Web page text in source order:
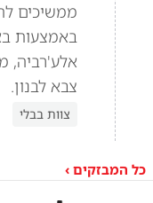
ממשיכים
באמצעות
אלע'רביה,
צבא לבנון.
צוות בבלי
כל המבזקים ›